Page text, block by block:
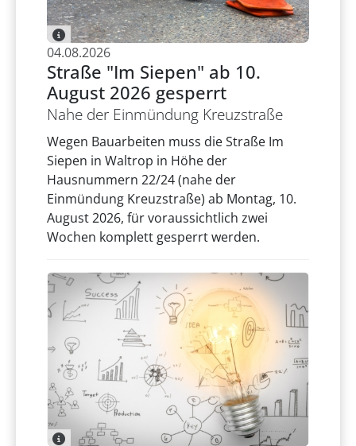
04.08.2026
Straße "Im Siepen" ab 10.
August 2026 gesperrt
Nahe der Einmündung Kreuzstraße
Wegen Bauarbeiten muss die Straße Im
Siepen in Waltrop in Höhe der
Hausnummern 22/24 (nahe der
Einmündung Kreuzstraße) ab Montag, 10.
August 2026, für voraussichtlich zwei
Wochen komplett gesperrt werden.